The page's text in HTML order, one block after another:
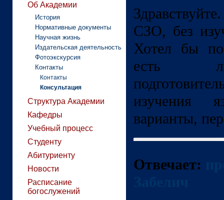
Об Академии
История
Нормативные документы
Научная жизнь
Издательская деятельность
Фотоэкскурсия
Контакты
Контакты
Консультация
Структура Академии
Кафедры
Учебный процесс
Студенту
Абитуриенту
Новости
Расписание
богослужений
СЗО, без
Хотел бы
есть ли
изучения
варианты,
Отвечает: